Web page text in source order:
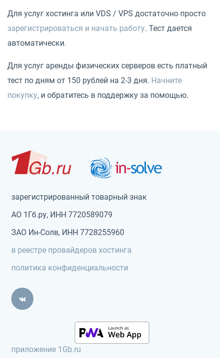
Для услуг хостинга или VDS / VPS достаточно просто
зарегистрироваться и начать работу. Тест дается
автоматически.
Для услуг аренды физических серверов есть платный
тест по дням от 150 рублей на 2-3 дня. Начните
покупку, и обратитесь в поддержку за помощью.
зарегистрированный товарный знак
АО 1Гб.ру, ИНН 7720589079
ЗАО Ин-Солв, ИНН 7728255960
в реестре провайдеров хостинга
политика конфиденциальности
приложение 1Gb.ru